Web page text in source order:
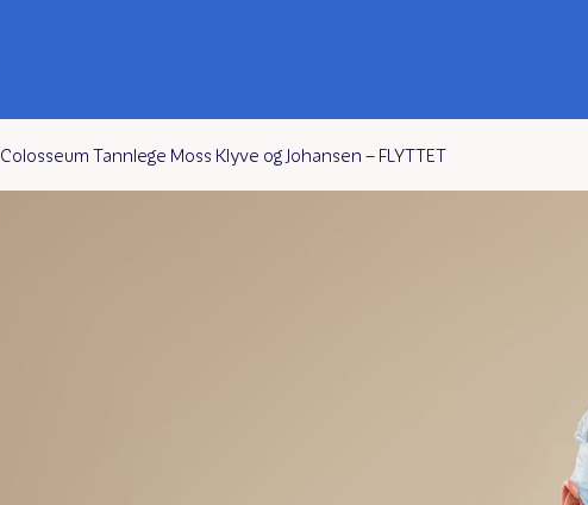
Colosseum Tannlege Moss Klyve og Johansen – FLYTTET